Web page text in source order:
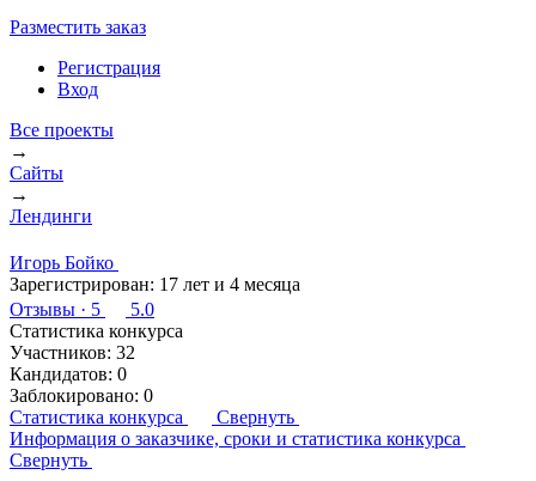
Разместить заказ
Регистрация
Вход
Все проекты
→
Сайты
→
Лендинги
Игорь Бойко
Зарегистрирован: 17 лет и 4 месяца
Отзывы · 5
5.0
Статистика конкурса
Участников: 32
Кандидатов: 0
Заблокировано: 0
Статистика конкурса
Свернуть
Информация о заказчике, сроки и статистика конкурса
Свернуть